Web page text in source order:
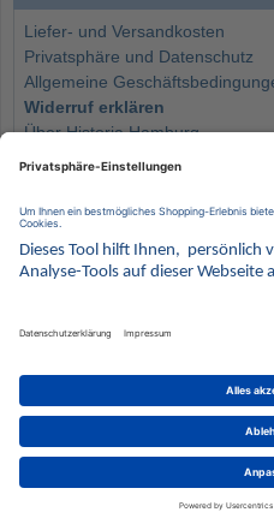
Liefer- und Versandkosten
Privatsphäre und Datenschutz
Allgemeine
Widerruf erklären
Über Historia Hamburg
Impressum
Newsletter
Schnellinks
Angebote
Wertanlagen
Sammelservice